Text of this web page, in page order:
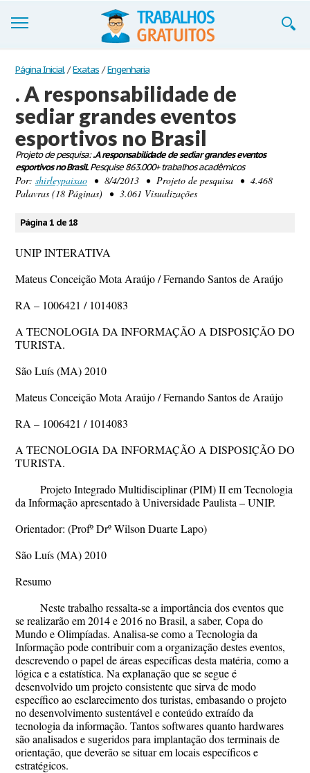
Trabalhos
Cadastre-se
Entre
Blog
Contate-nos
Página Inicial / Exatas / Engenharia
. A responsabilidade de
sediar grandes eventos
esportivos no Brasil
Projeto de pesquisa:. A responsabilidade de sediar grandes eventos
esportivos no Brasil.Pesquise 863.000+ trabalhos acadêmicos
Por: shirleypaixao • 8/4/2013 • Projeto de pesquisa • 4.468
Palavras (18 Páginas) • 3.061 Visualizações
Página 1 de 18
UNIP INTERATIVA
Mateus Conceição Mota Araújo / Fernando Santos de Araújo
RA – 1006421 / 1014083
A TECNOLOGIA DA INFORMAÇÃO A DISPOSIÇÃO DO
TURISTA.
São Luís (MA) 2010
Mateus Conceição Mota Araújo / Fernando Santos de Araújo
RA – 1006421 / 1014083
A TECNOLOGIA DA INFORMAÇÃO A DISPOSIÇÃO DO
TURISTA.
Projeto Integrado Multidisciplinar (PIM) II em Tecnologia
da Informação apresentado à Universidade Paulista – UNIP.
Orientador: (Profº Drº Wilson Duarte Lapo)
São Luís (MA) 2010
Resumo
Neste trabalho ressalta-se a importância dos eventos que
se realizarão em 2014 e 2016 no Brasil, a saber, Copa do
Mundo e Olimpíadas. Analisa-se como a Tecnologia da
Informação pode contribuir com a organização destes eventos,
descrevendo o papel de áreas específicas desta matéria, como a
lógica e a estatística. Na explanação que se segue é
desenvolvido um projeto consistente que sirva de modo
específico ao esclarecimento dos turistas, embasando o projeto
no desenvolvimento sustentável e conteúdo extraído da
tecnologia da informação. Tantos softwares quanto hardwares
são analisados e sugeridos para implantação dos terminais de
orientação, que deverão se situar em locais específicos e
estratégicos.